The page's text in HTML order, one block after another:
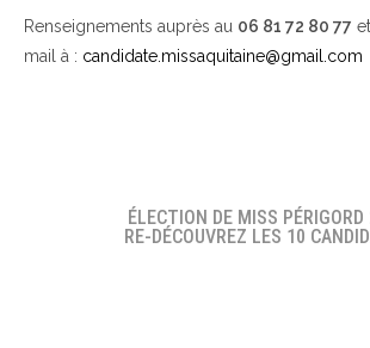
Renseignements auprès au 06 81 72 80 77
mail à : candidate.missaquitaine@gmail.com
ÉLECTION DE MISS
RE-DÉCOUVREZ LES 10